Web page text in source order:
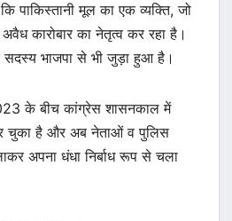
पाकिस्तानी मूल का एक व्यक्ति, जो
कारोबार का नेतृत्व कर रहा है।
सदस्य भाजपा से भी जुड़ा हुआ है।
के बीच कांग्रेस शासनकाल में
चुका है और अब नेताओं व पुलिस
अपना धंधा निर्बाध रूप से चला